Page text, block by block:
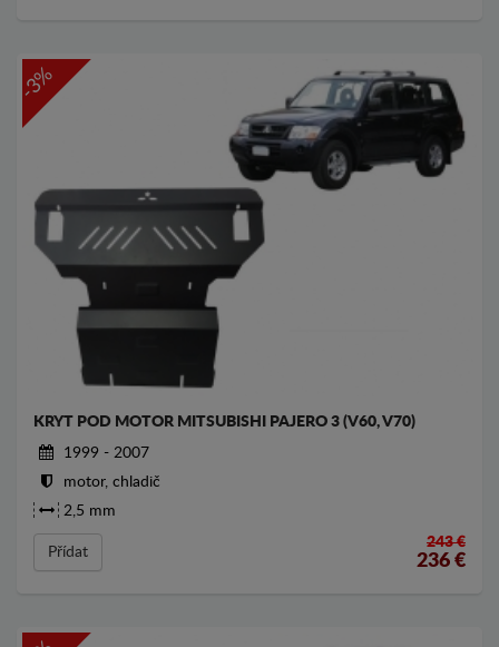
-3%
KRYT POD MOTOR MITSUBISHI PAJERO 3 (V60, V70)
1999 - 2007
motor, chladič
2,5 mm
Přídat
243 €
236 €